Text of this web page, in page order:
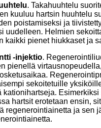
. Takahuuhtelu
kuuluu hartsin huuhtelu
poistamiseksi ja
uudelleen. Helmien
kaikki pienet hiukkaset ja
-injektio.
pienellä
sekoitetuille
kationihartseja.
hartsit erotetaan ensin,
regenerointiainetta ja sen